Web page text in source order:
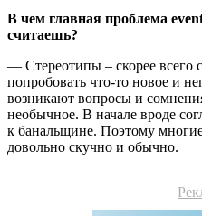
В чем главная проблема
считаешь?
— Стереотипы – скорее всего
попробовать что-то новое и
возникают вопросы и
необычное. В начале вроде
к банальщине. Поэтому
довольно скучно и обычно.